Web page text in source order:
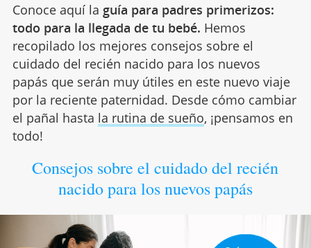
Conoce aquí la guía para padres primerizos:
todo para la llegada de tu bebé. Hemos
recopilado los mejores consejos sobre el
cuidado del recién nacido para los nuevos
papás que serán muy útiles en este nuevo viaje
por la reciente paternidad. Desde cómo cambiar
el pañal hasta la rutina de sueño, ¡pensamos en
todo!
Consejos sobre el cuidado del recién
nacido para los nuevos papás